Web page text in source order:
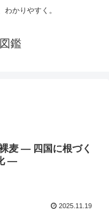
かりやすく。
鑑
麦 ― 四国に根づく
―
2025.11.19